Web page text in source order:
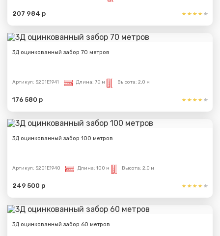
207 984 р
3Д оцинкованный забор 70 метров
Артикул: S201E1941 Длина: 70 м Высота: 2,0 м
176 580 р
3Д оцинкованный забор 100 метров
Артикул: S201E1940 Длина: 100 м Высота: 2,0 м
249 500 р
3Д оцинкованный забор 60 метров